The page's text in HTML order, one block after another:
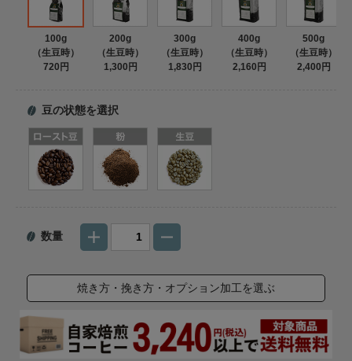
100g
（生豆時）
720円
200g
（生豆時）
1,300円
300g
（生豆時）
1,830円
400g
（生豆時）
2,160円
500g
（生豆時）
2,400円
豆の状態を選択
数量
焼き方・挽き方・オプション加工を選ぶ